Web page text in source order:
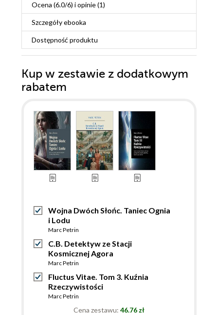
Ocena (6.0/6) i opinie (1)
Szczegółyebooka
Dostępność produktu
Kup w zestawie z dodatkowym
rabatem
Wojna Dwóch Słońc. Taniec Ognia
i Lodu
Marc Petrin
C.B. Detektyw ze Stacji
Kosmicznej Agora
Marc Petrin
Fluctus Vitae. Tom 3. Kuźnia
Rzeczywistości
Marc Petrin
Cena zestawu: 46.76 zł